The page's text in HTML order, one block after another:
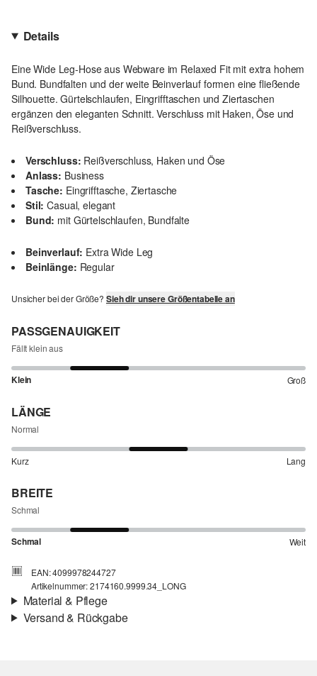
Details
Eine Wide Leg-Hose aus Webware im Relaxed Fit mit extra hohem
Bund. Bundfalten und der weite Beinverlauf formen eine fließende
Silhouette. Gürtelschlaufen, Eingrifftaschen und Ziertaschen
ergänzen den eleganten Schnitt. Verschluss mit Haken, Öse und
Reißverschluss.
Verschluss: Reißverschluss, Haken und Öse
Anlass: Business
Tasche: Eingrifftasche, Ziertasche
Stil: Casual, elegant
Bund: mit Gürtelschlaufen, Bundfalte
Beinverlauf: Extra Wide Leg
Beinlänge: Regular
Unsicher bei der Größe? Sieh dir unsere Größentabelle an
PASSGENAUIGKEIT
Fällt klein aus
Klein Groß
LÄNGE
Normal
Kurz Lang
BREITE
Schmal
Schmal Weit
EAN: 4099978244727
Artikelnummer: 2174160.9999.34_LONG
Material & Pflege
Versand & Rückgabe